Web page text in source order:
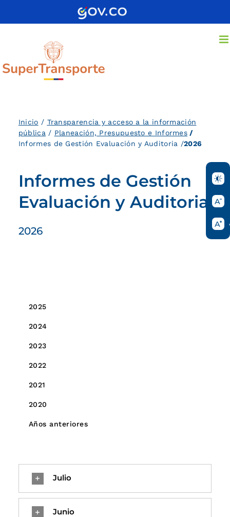
Inicio / Transparencia y acceso a la información
pública / Planeación, Presupuesto e Informes /
Informes de Gestión Evaluación y Auditoria /2026
Informes de Gestión
Evaluación y Auditoria
2026
2025
2024
2023
2022
2021
2020
Años anteriores
Julio
Junio